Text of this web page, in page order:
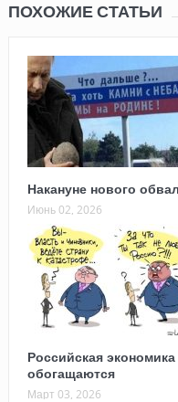
ПОХОЖИЕ СТАТЬИ
Накануне нового
Июнь 02, 2026
Российская
обогащаются
Март 03, 2026